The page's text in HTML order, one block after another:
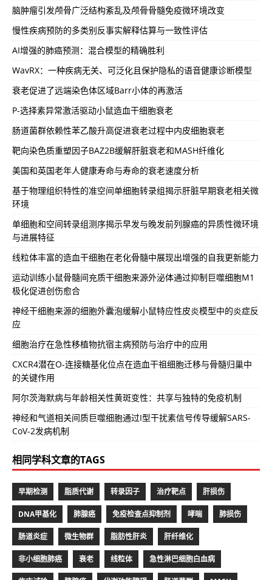
脑肿瘤引发颅骨广泛结构紊乱及颅骨骨髓免疫微环境改变
慢性疾病预防的多类别反事实解释估算与一致性评估
AI增强的肺癌预测：混合模型的精确胜利
WavRX：一种疾病无关、可泛化且保护隐私的语音健康诊断模型
衰老促进了远端染色体区域Barr小体的再激活
P-选择素异常激活驱动小鼠造血干细胞衰老
肠道菌群依赖性苯乙酸升高促进衰老过程中内皮细胞衰老
靶向染色质重塑因子BAZ2B缓解肝脏衰老和MASH纤维化
美国和英国老年人健康寿命与寿命的衰老速度分析
基于物理组织特性的准空间单细胞转录组揭示肝脏早期衰老相关微
环境
单细胞和空间转录组测序揭示早发与晚发前列腺癌的异质性微环境
与进展特征
线粒体丰富的造血干细胞在老化骨髓中展现出增强的自我更新能力
运动训练小鼠骨髓间充质干细胞来源外泌体通过抑制巨噬细胞M1
极化促进创伤愈合
神经干细胞来源的细胞外囊泡缓解小鼠特应性皮炎模型中的炎症反
应
细胞治疗在急性移植物抗宿主病预防与治疗中的应用
CXCR4潜在O-连接糖基化位点在造血干祖细胞迁移与骨髓归巢中
的关键作用
阿尔茨海默病与年龄相关性黄斑变性：共享与独特的免疫机制
神经和气道相关间质巨噬细胞通过I型干扰素信号传导缓解SARS-
CoV-2发病机制
相同学科文章的TAGS
早期检测 脂质代谢 转录因子 治疗靶点 肝损伤
DNA甲基化 肺腺癌 免疫检查点抑制剂 哮喘 肺损伤
肠道炎症 微生物群 脂肪性肝炎 肝纤维化
非小细胞肺癌 衰老 线粒体 急性淋巴细胞白血病